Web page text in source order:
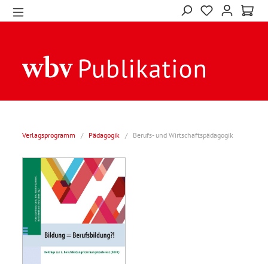
Verlagsprogramm / Pädagogik / Berufs- und Wirtschaftspädagogik